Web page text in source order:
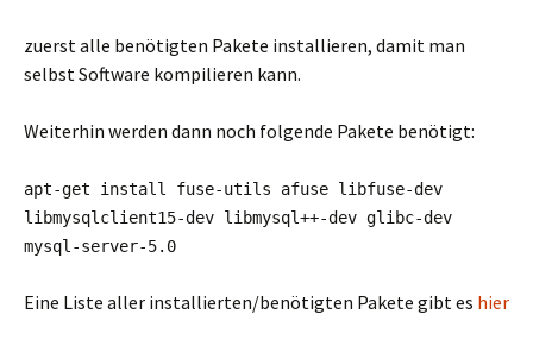
zuerst alle benötigten Pakete installieren, damit man
selbst Software kompilieren kann.
Weiterhin werden dann noch folgende Pakete benötigt:
apt-get install fuse-utils afuse libfuse-dev
libmysqlclient15-dev libmysql++-dev glibc-dev
mysql-server-5.0
Eine Liste aller installierten/benötigten Pakete gibt es hier